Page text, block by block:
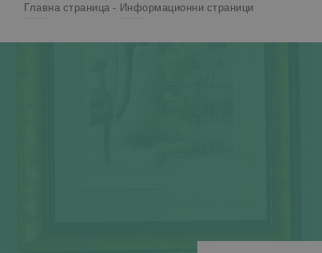
Главна страница Информационни страници